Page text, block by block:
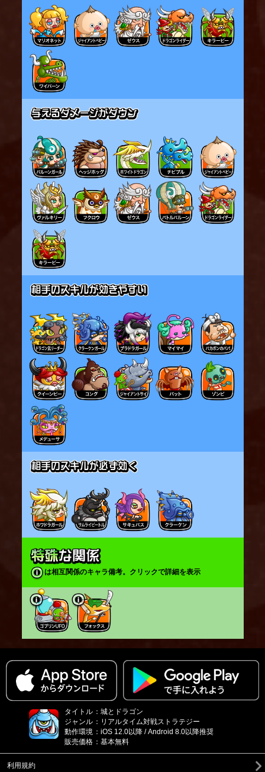
本まで生やすことができる。
※最大数を超えた場合は、古いものから消滅する
砦サボテンは、城主1人あたり、同時に最大1本まで
生やすことができる。
タッグ・トリオでは、上記に加え、味方全体で最大2
本まで生やすことができる。
※最大数を超えた場合は、スキル発動時に砦を狙わ
ない
サボテンは迎撃大型から受けるダメージが軽減され
は相互関係のキャラ備考。クリックで詳細を表示
タイトル ： 城とドラゴン
ジャンル ： リアルタイム対戦ストラテジー
動作環境 ： iOS 12.0以降 / Android 8.0以降推奨
販売価格 ： 基本無料
利用規約